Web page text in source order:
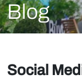
Blog
Social